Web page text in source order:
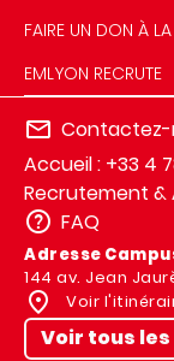
FAIRE UN DON À
EMLYON RECRUTE
Accueil : +33 4
Recrutement &
FAQ
Adresse
144 av. Jean
Voir
Voir tous